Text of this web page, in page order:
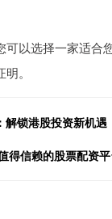
以选择一家适
。
锁港股投资新机
得信赖的股票配资